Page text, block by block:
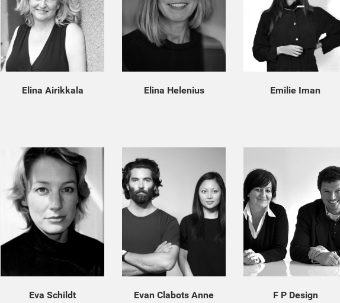
Elina Airikkala Elina Helenius Emilie Iman
Eva Schildt
Evan Clabots Anne
F P Design